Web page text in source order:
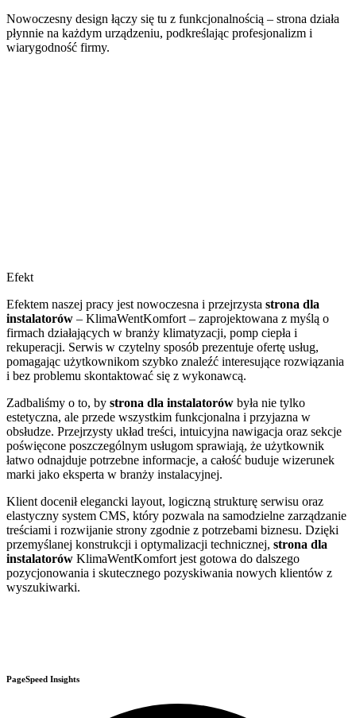
Nowoczesny design łączy się tu z funkcjonalnością – strona działa
płynnie na każdym urządzeniu, podkreślając profesjonalizm i
wiarygodność firmy.
Efekt
Efektem naszej pracy jest nowoczesna i przejrzysta strona dla
instalatorów – KlimaWentKomfort – zaprojektowana z myślą o
firmach działających w branży klimatyzacji, pomp ciepła i
rekuperacji. Serwis w czytelny sposób prezentuje ofertę usług,
pomagając użytkownikom szybko znaleźć interesujące rozwiązania
i bez problemu skontaktować się z wykonawcą.
Zadbaliśmy o to, by strona dla instalatorów była nie tylko
estetyczna, ale przede wszystkim funkcjonalna i przyjazna w
obsłudze. Przejrzysty układ treści, intuicyjna nawigacja oraz sekcje
poświęcone poszczególnym usługom sprawiają, że użytkownik
łatwo odnajduje potrzebne informacje, a całość buduje wizerunek
marki jako eksperta w branży instalacyjnej.
Klient docenił elegancki layout, logiczną strukturę serwisu oraz
elastyczny system CMS, który pozwala na samodzielne zarządzanie
treściami i rozwijanie strony zgodnie z potrzebami biznesu. Dzięki
przemyślanej konstrukcji i optymalizacji technicznej, strona dla
instalatorów KlimaWentKomfort jest gotowa do dalszego
pozycjonowania i skutecznego pozyskiwania nowych klientów z
wyszukiwarki.
PageSpeed Insights